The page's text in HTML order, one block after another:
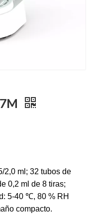
2,0 ml; 32 tubos de
0,2 ml de 8 tiras;
5-40 ℃, 80 % RH
compacto.